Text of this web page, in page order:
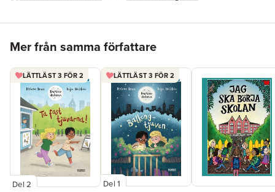
Mer från samma författare
LÄTTLÄST 3 FÖR 2
Del 2
LÄTTLÄST 3 FÖR 2
Del 1